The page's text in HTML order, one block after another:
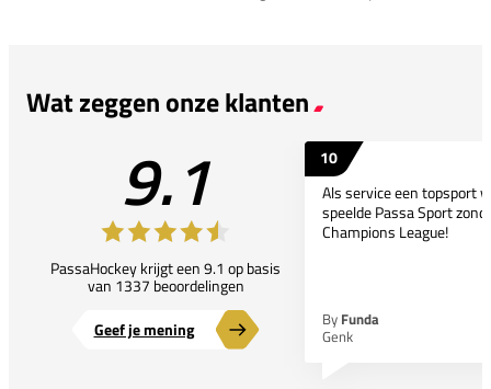
Wat zeggen onze klanten
9.1
PassaHockey krijgt een 9.1 op basis
van 1337 beoordelingen
Geef je mening
10
Als service een topsport
speelde Passa Sport
Champions League!
By Funda
Genk